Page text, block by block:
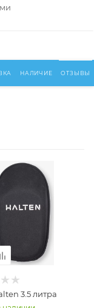
НАЛИЧИЕ ОТЗЫВЫ
3.5 литра